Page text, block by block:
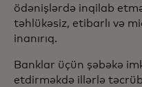
ödənişlərdə inqilab
təhlükəsiz, etibarlı və
inanırıq.
Banklar üçün şəbəkə
etdirməkdə illərlə